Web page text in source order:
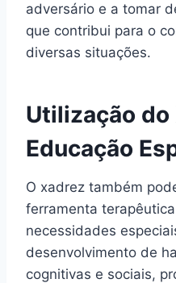
adversário e a tomar
que contribui para o
diversas situações.
Utilização do
Educação
O xadrez também
ferramenta
necessidades
desenvolvimento de
cognitivas e sociais,